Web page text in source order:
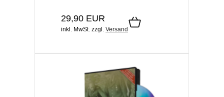
29,90 EUR
inkl. MwSt. zzgl. Versand